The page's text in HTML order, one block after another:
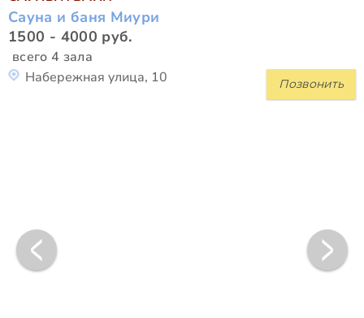
Сауна и баня Миури
1500 - 4000 руб.
всего 4 зала
Позвонить
Набережная улица, 10